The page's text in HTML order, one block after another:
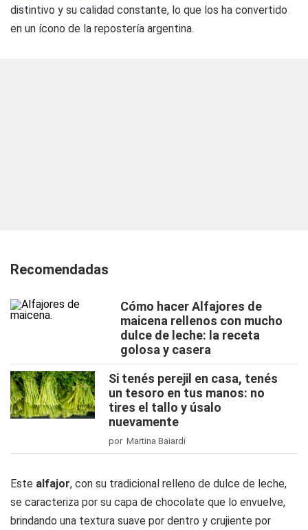
distintivo y su calidad constante, lo que los ha convertido
en un ícono de la repostería argentina.
Recomendadas
Cómo hacer Alfajores de
maicena rellenos con mucho
dulce de leche: la receta
golosa y casera
Si tenés perejil en casa, tenés
un tesoro en tus manos: no
tires el tallo y úsalo
nuevamente
por Martina Baiardi
Este alfajor, con su tradicional relleno de dulce de leche,
se caracteriza por su capa de chocolate que lo envuelve,
brindando una textura suave por dentro y crujiente por